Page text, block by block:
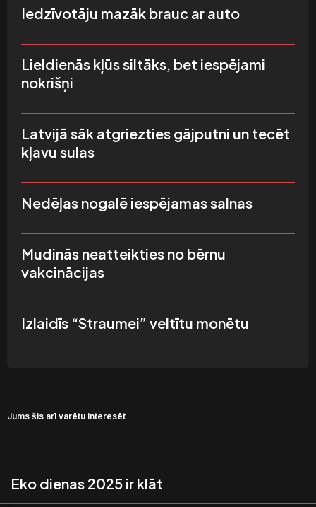
Iedzīvotāju mazāk brauc ar auto
Lieldienās kļūs siltāks, bet iespējami
nokrišņi
Latvijā sāk atgriezties gājputni un tecēt
kļavu sulas
Nedēļas nogalē iespējamas salnas
Mudinās neatteikties no bērnu
vakcinācijas
Izlaidīs “Straumei” veltītu monētu
Jums šis arī varētu interesēt
Eko dienas 2025 ir klāt